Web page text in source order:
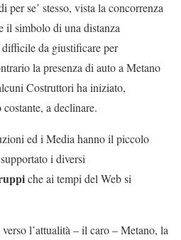
se’ stesso, vista la concorrenza
il simbolo di una distanza
da giustificare per
la presenza di auto a Metano
Costruttori ha iniziato,
a declinare.
ed i Media hanno il piccolo
i diversi
che ai tempi del Web si
l’attualità – il caro – Metano, la